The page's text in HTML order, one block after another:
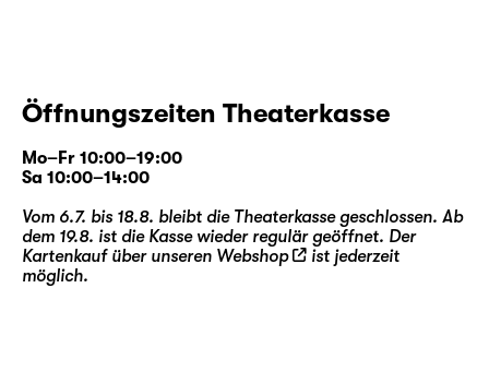
Öffnungszeiten Theaterkasse
Mo–Fr 10:00–19:00
Sa 10:00–14:00
Vom 6.7. bis 18.8. bleibt die Theaterkasse geschlossen. Ab
dem 19.8. ist die Kasse wieder regulär geöffnet. Der
Kartenkauf über unseren Webshop
ist jederzeit
möglich.